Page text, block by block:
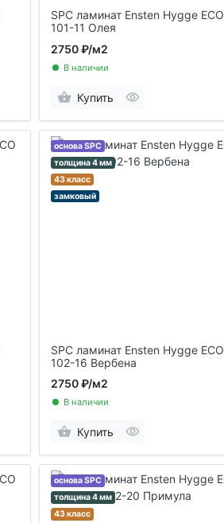
SPC ламинат Ensten Hygge ECO
101-11 Олея
2750 ₽/м2
В наличии
Купить
основа SPC
толщина 4 мм
43 класс
замковый
SPC ламинат Ensten Hygge ECO
102-16 Вербена
2750 ₽/м2
В наличии
Купить
основа SPC
толщина 4 мм
43 класс